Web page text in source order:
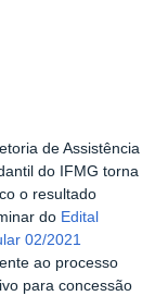
de Assistência
do IFMG torna
o resultado
do Edital
02/2021
ao processo
para concessão